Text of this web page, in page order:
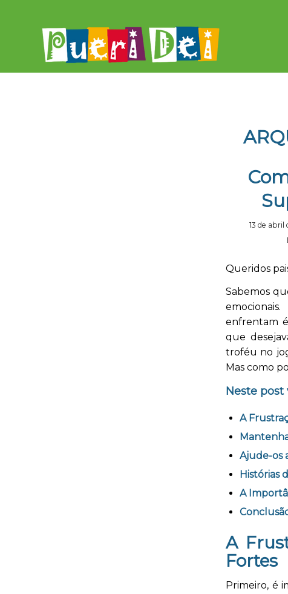
13 de abril
Queridos
Sabemos
enfrentam
que
troféu no
Mas como
Neste post
A
Ajude-os
Histórias
A
A
Fortes
Primeiro, é